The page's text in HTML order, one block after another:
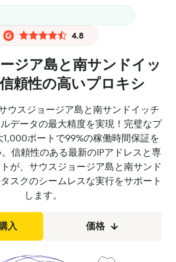
4.8
ジア島と南サンドイッ
頼性の高いプロキシ
ウスジョージア島と南サンドイッチ
データの最大精度を実現！完璧なプ
ポートで99%の稼働時間保証を
信頼性のある最新のIPアドレスと専
が、サウスジョージア島と南サンド
スクのシームレスな実行をサポート
します。
入 価格